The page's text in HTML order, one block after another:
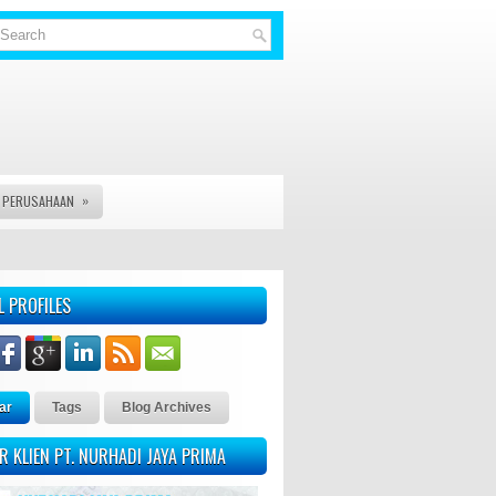
»
- KAMI PT. NURHADI JAYA PRIMA MELAYANI PEMBUATAN,
PROFILES
Tags Blog Archives
KLIEN PT. NURHADI JAYA PRIMA